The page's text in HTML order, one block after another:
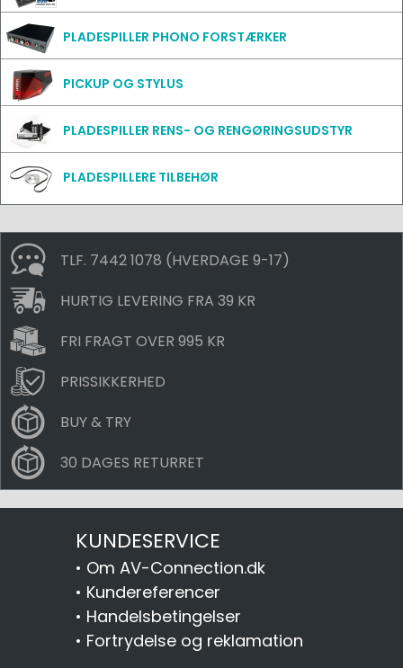
PLADESPILLER PHONO FORSTÆRKER
PICKUP OG STYLUS
PLADESPILLER RENS- OG RENGØRINGSUDSTYR
PLADESPILLERE TILBEHØR
TLF. 7442 1078 (HVERDAGE 9-17)
HURTIG LEVERING FRA 39 KR
FRI FRAGT OVER 995 KR
PRISSIKKERHED
BUY & TRY
30 DAGES RETURRET
KUNDESERVICE
• Om AV-Connection.dk
• Kundereferencer
• Handelsbetingelser
• Fortrydelse og reklamation